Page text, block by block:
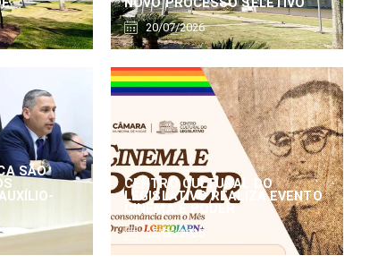
NOVO PROCESSO SELETIVO
20/07/2026
SÃO
CENTRO CULTURAL DO
LEGISLATIVO REALIZA EVENTO
CINEMA E PODER
25/06/2026